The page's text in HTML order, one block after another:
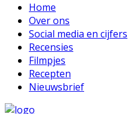
Home
Over ons
Social media en cijfers
Recensies
Filmpjes
Recepten
Nieuwsbrief